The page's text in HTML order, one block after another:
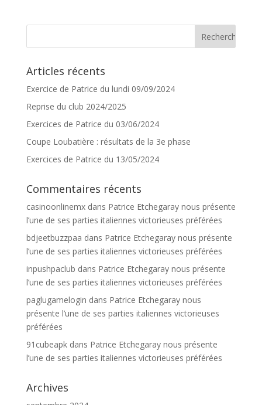
Articles récents
Exercice de Patrice du lundi 09/09/2024
Reprise du club 2024/2025
Exercices de Patrice du 03/06/2024
Coupe Loubatière : résultats de la 3e phase
Exercices de Patrice du 13/05/2024
Commentaires récents
casinoonlinemxdans Patrice Etchegaray nous présente
l’une de ses parties italiennes victorieuses préférées
bdjeetbuzzpaa dans Patrice Etchegaray nous présente
l’une de ses parties italiennes victorieuses préférées
inpushpaclub dans Patrice Etchegaray nous présente
l’une de ses parties italiennes victorieuses préférées
paglugamelogin dans Patrice Etchegaray nous
présente l’une de ses parties italiennes victorieuses
préférées
91cubeapkdans Patrice Etchegaray nous présente
l’une de ses parties italiennes victorieuses préférées
Archives